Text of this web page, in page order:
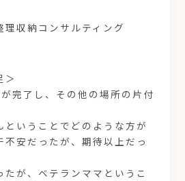
理収納コンサルティング
＞
完了し、その他の場所の片付
いうことでどのような方が
安だったが、期待以上だっ
が、ベテランママというこ